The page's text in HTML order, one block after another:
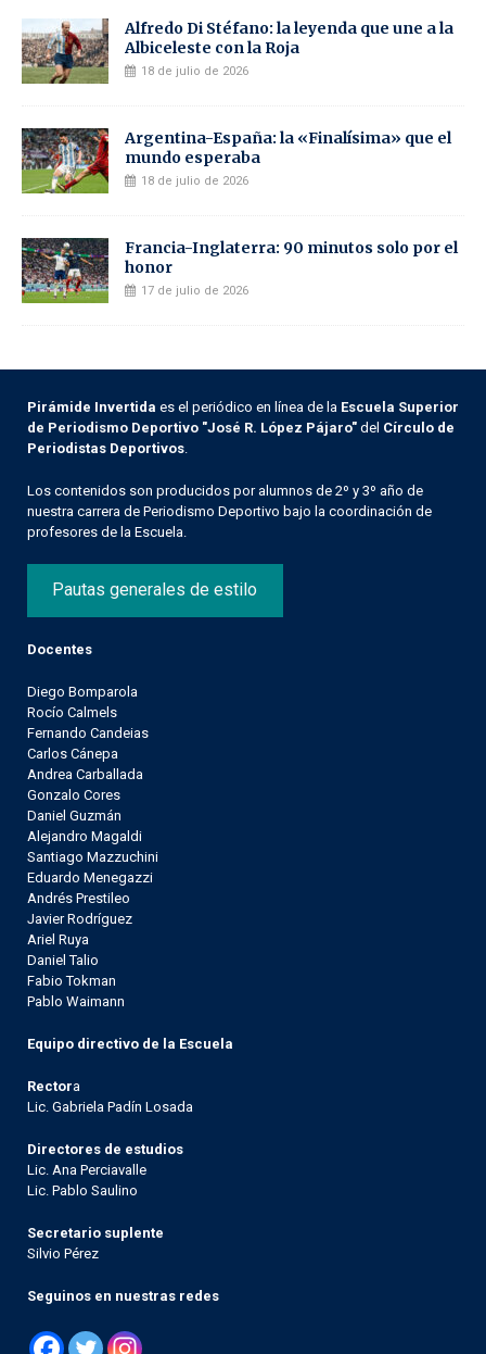
Alfredo Di Stéfano: la leyenda que une a la
Albiceleste con la Roja
18 de julio de 2026
Argentina-España: la «Finalísima» que el
mundo esperaba
18 de julio de 2026
Francia-Inglaterra: 90 minutos solo por el
honor
17 de julio de 2026
Pirámide Invertida es el periódico en línea de la Escuela Superior
de Periodismo Deportivo "José R. López Pájaro" del Círculo de
Periodistas Deportivos
Los contenidos son producidos por alumnos de 2º y 3º año de
nuestra carrera de Periodismo Deportivo bajo la coordinación de
profesores de la Escuela.
Pautas generales de estilo
Docentes
Diego Bomparola
Rocío Calmels
Fernando Candeias
Carlos Cánepa
Andrea Carballada
Gonzalo Cores
Daniel Guzmán
Alejandro Magaldi
Santiago Mazzuchini
Eduardo Menegazzi
Andrés Prestileo
Javier Rodríguez
Ariel Ruya
Daniel Talio
Fabio Tokman
Pablo Waimann
Equipo directivo de la Escuela
Rectora
Lic. Gabriela Padín Losada
Directores de estudios
Lic. Ana Perciavalle
Lic. Pablo Saulino
Secretario suplente
Silvio Pérez
Seguinos en nuestras redes